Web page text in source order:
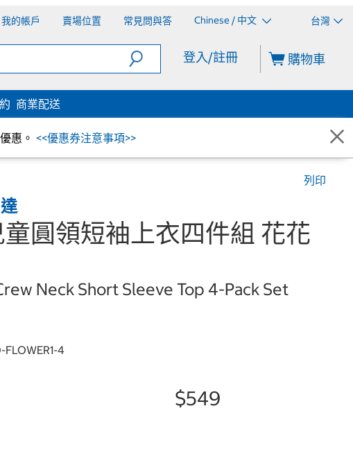
我的帳戶 賣場位置 常見問與答 Chinese / 中文 台灣
登入/註冊 購物車
商業配送
惠。 <<優惠券注意事項>>
列印
圓領短袖上衣四件組 花花
Neck Short Sleeve Top 4-Pack Set
4
$549